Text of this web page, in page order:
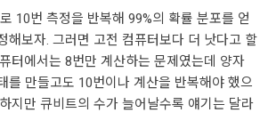
10번 측정을 반복해 99%의 확률 분포를 얻
해보자. 그러면 고전 컴퓨터보다 더 낫다고 할
터에서는 8번만 계산하는 문제였는데 양자
를 만들고도 10번이나 계산을 반복해야 했으
지만 큐비트의 수가 늘어날수록 얘기는 달라